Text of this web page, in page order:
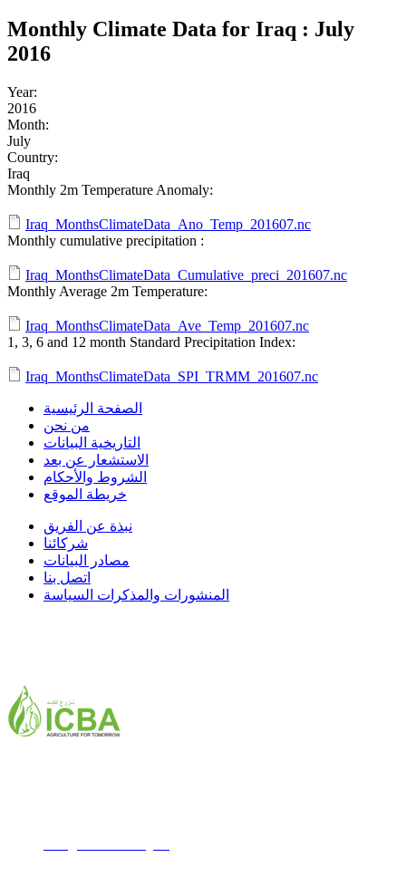
Monthly Climate Data for Iraq : July
2016
Year:
2016
Month:
July
Country:
Iraq
Monthly 2m Temperature Anomaly:
Iraq_MonthsClimateData_Ano_Temp_201607.nc
Monthly cumulative precipitation :
Iraq_MonthsClimateData_Cumulative_preci_201607.nc
Monthly Average 2m Temperature:
Iraq_MonthsClimateData_Ave_Temp_201607.nc
1, 3, 6 and 12 month Standard Precipitation Index:
Iraq_MonthsClimateData_SPI_TRMM_201607.nc
الصفحة الرئيسية
من نحن
التاريخية البيانات
الاستشعار عن بعد
الشروط والأحكام
خريطة الموقع
نبذة عن الفريق
شركائنا
مصادر البيانات
اتصل بنا
المنشورات والمذكرات السياسة